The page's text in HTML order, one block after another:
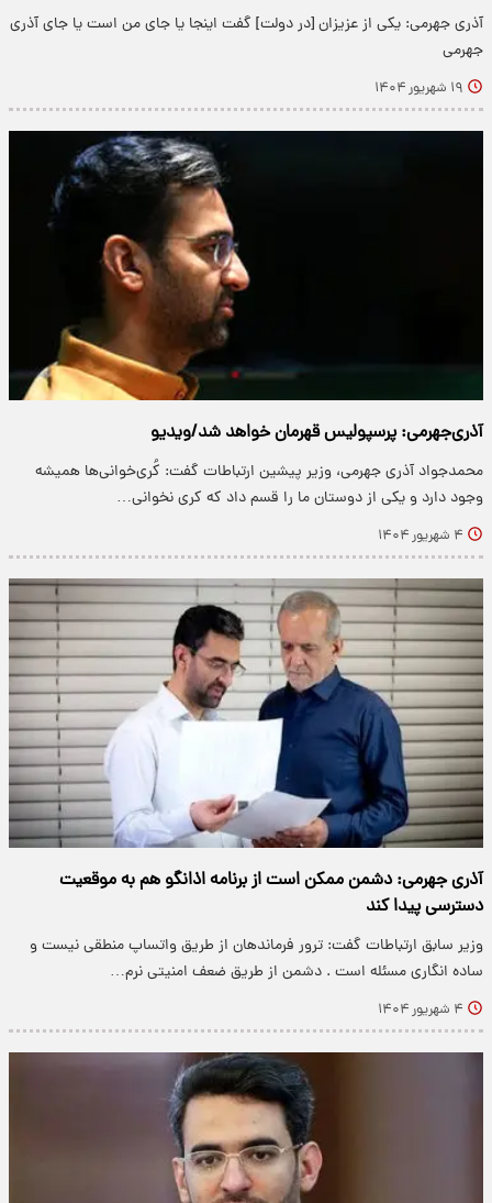
آذری جهرمی: یکی از عزیزان [در دولت] گفت اینجا یا جای من است یا جای آذری
جهرمی
۱۹ شهریور ۱۴۰۴
آذری‌جهرمی: پرسپولیس قهرمان خواهد شد/ویدیو
محمدجواد آذری جهرمی، وزیر پیشین ارتباطات گفت: کُری‌خوانی‌ها همیشه
وجود دارد و یکی از دوستان ما را قسم داد که کری نخوانی…
۴ شهریور ۱۴۰۴
آذری جهرمی: دشمن ممکن است از برنامه اذانگو هم به موقعیت
دسترسی پیدا کند
وزیر سابق ارتباطات گفت: ترور فرماندهان از طریق واتساپ منطقی نیست و
ساده انگاری مسئله است . دشمن از طریق ضعف امنیتی نرم…
۴ شهریور ۱۴۰۴